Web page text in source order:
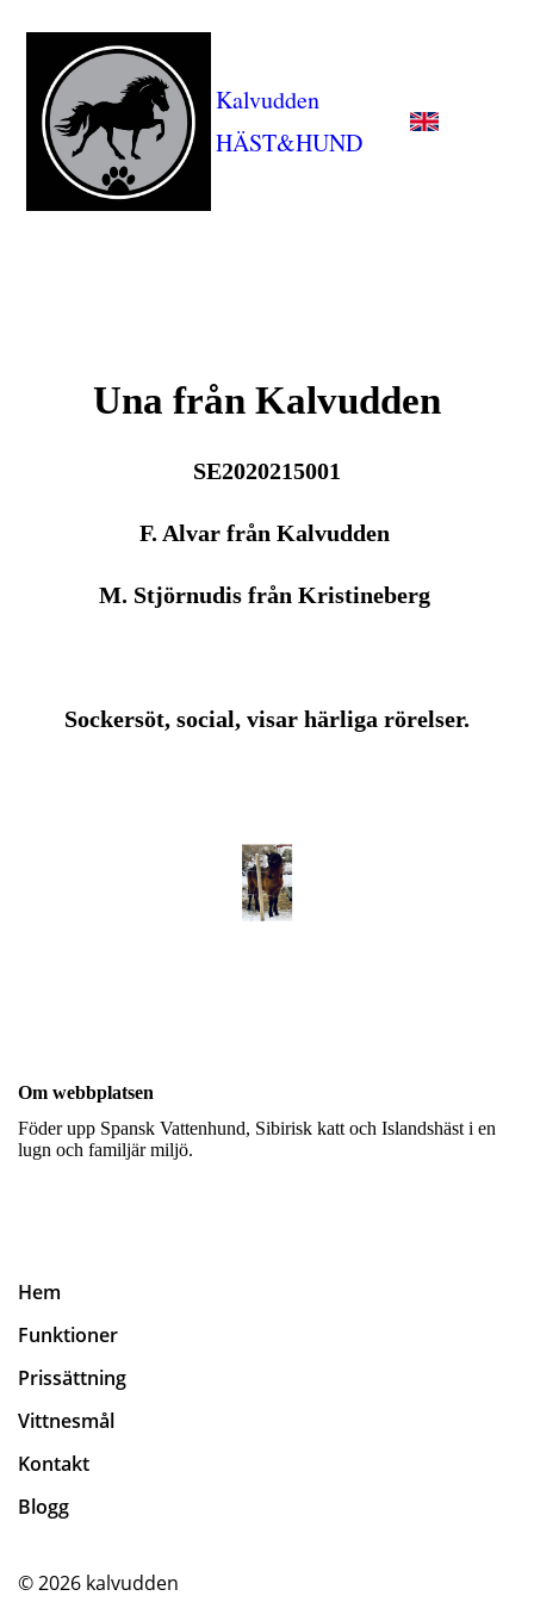
Kalvudden
HÄST&HUND
Una från Kalvudden
SE2020215001
F. Alvar från Kalvudden
M. Stjörnudis från Kristineberg
Sockersöt, social, visar härliga rörelser.
Om webbplatsen
Föder upp Spansk Vattenhund, Sibirisk katt och Islandshäst i en
lugn och familjär miljö.
Hem
Funktioner
Prissättning
Vittnesmål
Kontakt
Blogg
© 2026 kalvudden